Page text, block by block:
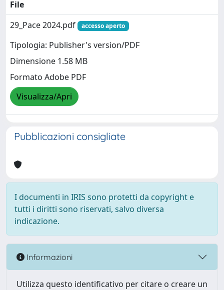
File
29_Pace 2024.pdf
accesso aperto
Tipologia: Publisher's version/PDF
Dimensione 1.58 MB
Formato Adobe PDF
Visualizza/Apri
Pubblicazioni consigliate
I documenti in IRIS sono protetti da copyright e
tutti i diritti sono riservati, salvo diversa
indicazione.
Informazioni
Utilizza questo identificativo per citare o creare un